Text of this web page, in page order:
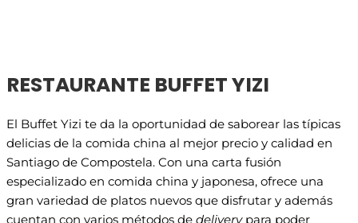
RESTAURANTE BUFFET YIZI
El Buffet Yizi te da la oportunidad de saborear las típicas
delicias de la comida china al mejor precio y calidad en
Santiago de Compostela. Con una carta fusión
especializado en comida china y japonesa, ofrece una
gran variedad de platos nuevos que disfrutar y además
cuentan con varios métodos de delivery para poder